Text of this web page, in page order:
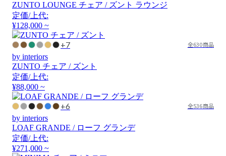
ZUNTO LOUNGE チェア / ズント ラウンジ
定価/上代:
¥128,000 ~
+7 全630商品
by interiors
ZUNTO チェア / ズント
定価/上代:
¥88,000 ~
+6 全536商品
by interiors
LOAF GRANDE / ローフ グランデ
定価/上代:
¥271,000 ~